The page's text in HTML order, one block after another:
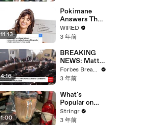
Year
11:13
Pokimane
Answers The
Web's Most
Searched
WIRED
3 年前
4:16
BREAKING
NEWS: Matt
Gaetz Tells
House
'I'm Not Going
To Vote For A
Continuing
Resolution'
Forbes Breaking News
3 年前
1:00
What's
Popular on
Uber Eats?
Stringr
3 年前